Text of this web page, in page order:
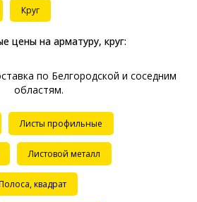
Круг
цены на арматуру, круг:
по Белгородской и соседним
областям.
Листы профильные
Листовой металл
квадрат